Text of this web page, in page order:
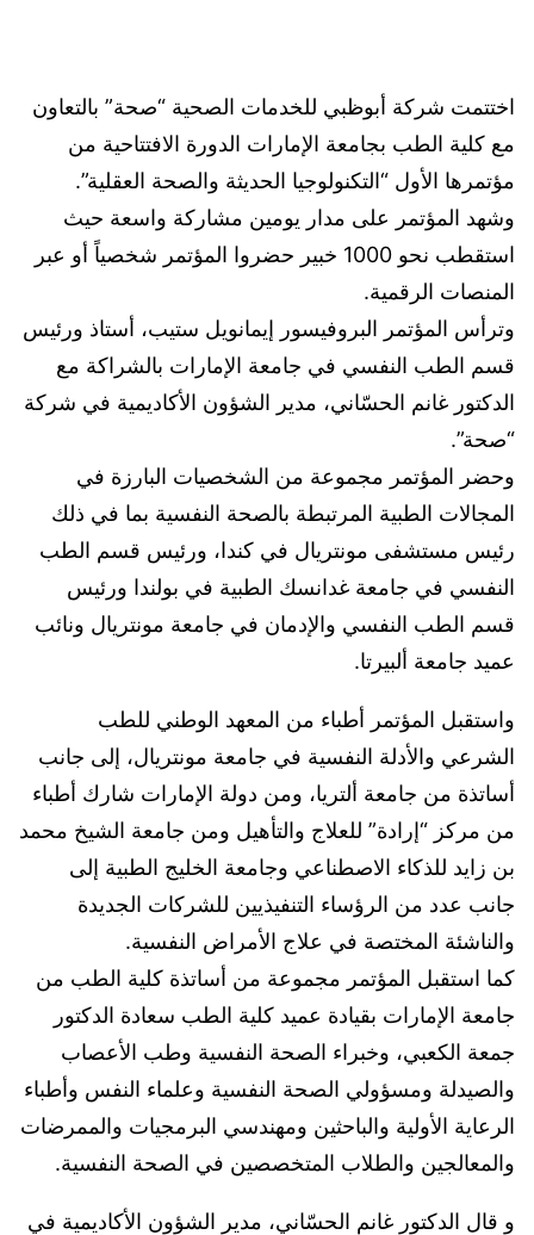
اختتمت شركة أبوظبي للخدمات الصحية “صحة” بالتعاون
مع كلية الطب بجامعة الإمارات الدورة الافتتاحية من
مؤتمرها الأول “التكنولوجيا الحديثة والصحة العقلية”.
وشهد المؤتمر على مدار يومين مشاركة واسعة حيث
استقطب نحو 1000 خبير حضروا المؤتمر شخصياً أو عبر
المنصات الرقمية.
وترأس المؤتمر البروفيسور إيمانويل ستيب، أستاذ ورئيس
قسم الطب النفسي في جامعة الإمارات بالشراكة مع
الدكتور غانم الحسّاني، مدير الشؤون الأكاديمية في شركة
“صحة”.
‎وحضر المؤتمر مجموعة من الشخصيات البارزة في
المجالات الطبية المرتبطة بالصحة النفسية بما في ذلك
رئيس مستشفى مونتريال في كندا، ورئيس قسم الطب
النفسي في جامعة غدانسك الطبية في بولندا ورئيس
قسم الطب النفسي والإدمان في جامعة مونتريال ونائب
عميد جامعة ألبيرتا.
واستقبل المؤتمر أطباء من المعهد الوطني للطب
الشرعي والأدلة النفسية في جامعة مونتريال، إلى جانب
أساتذة من جامعة ألتريا، ومن دولة الإمارات شارك أطباء
من مركز “إرادة” للعلاج والتأهيل ومن جامعة الشيخ محمد
بن زايد للذكاء الاصطناعي وجامعة الخليج الطبية إلى
جانب عدد من الرؤساء التنفيذيين للشركات الجديدة
والناشئة المختصة في علاج الأمراض النفسية.
كما استقبل المؤتمر مجموعة من أساتذة كلية الطب من
جامعة الإمارات بقيادة عميد كلية الطب سعادة الدكتور
جمعة الكعبي، وخبراء الصحة النفسية وطب الأعصاب
والصيدلة ومسؤولي الصحة النفسية وعلماء النفس وأطباء
الرعاية الأولية والباحثين ومهندسي البرمجيات والممرضات
والمعالجين والطلاب المتخصصين في الصحة النفسية.
و قال الدكتور غانم الحسّاني، مدير الشؤون الأكاديمية في